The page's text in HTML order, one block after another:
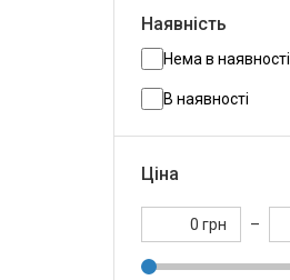
Наявність
Нема в наявності
В наявності
Ціна
грн –